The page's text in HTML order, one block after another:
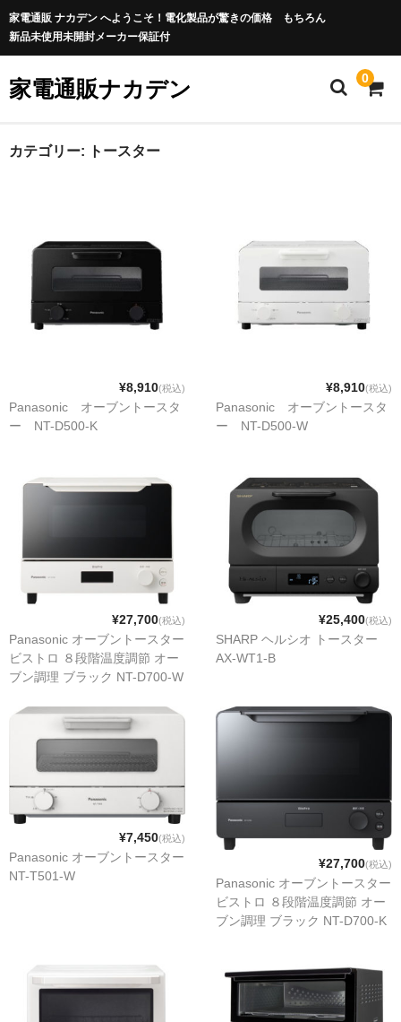
家電通販 ナカデン へようこそ！電化製品が驚きの価格 もちろん
新品未使用未開封メーカー保証付
家電通販ナカデン 0
カテゴリー: トースター
¥8,910(税込)
Panasonic オーブントースタ
ー NT-D500-K
¥8,910(税込)
Panasonic オーブントースタ
ー NT-D500-W
¥27,700(税込)
Panasonic オーブントースター
ビストロ ８段階温度調節 オー
ブン調理 ブラック NT-D700-W
¥25,400(税込)
SHARP ヘルシオ トースター
AX-WT1-B
¥7,450(税込)
Panasonic オーブントースター
NT-T501-W
¥27,700(税込)
Panasonic オーブントースター
ビストロ ８段階温度調節 オー
ブン調理 ブラック NT-D700-K